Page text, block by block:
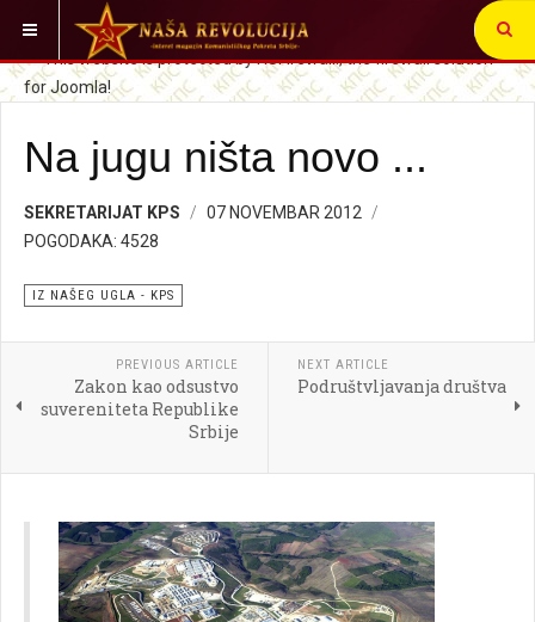
VI STE OVDE: SRBIJA I SVET IZ NAŠEG UGLA
Na jugu ništa novo ...
SEKRETARIJAT KPS
07 NOVEMBAR 2012
POGODAKA: 4528
IZ NAŠEG UGLA - KPS
PREVIOUS ARTICLE
Zakon kao odsustvo
suvereniteta Republike
Srbije
NEXT ARTICLE
Podruštvljavanja društva